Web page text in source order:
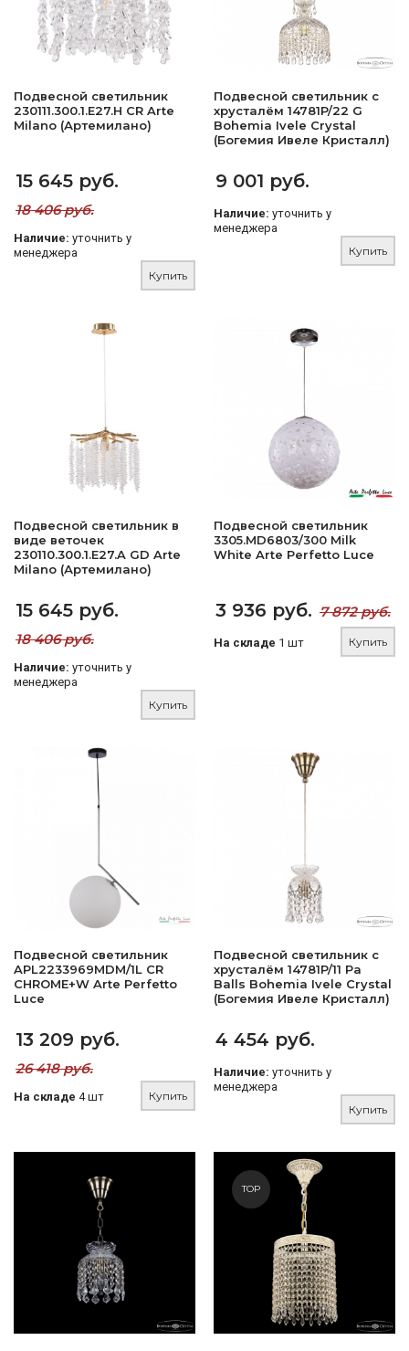
Подвесной светильник
230111.300.1.E27.H CR Arte
Milano (Артемилано)
15 645 руб.
18 406 руб.
Наличие: уточнить у
менеджера
Купить
Подвесной светильник с
хрусталём 14781P/22 G
Bohemia Ivele Crystal
(Богемия Ивеле Кристалл)
9 001 руб.
Наличие: уточнить у
менеджера
Купить
Подвесной светильник в
виде веточек
230110.300.1.E27.A GD Arte
Milano (Артемилано)
15 645 руб.
18 406 руб.
Наличие: уточнить у
менеджера
Купить
Подвесной светильник
3305.MD6803/300 Milk
White Arte Perfetto Luce
3 936 руб. 7 872 руб.
На складе 1 шт Купить
Подвесной светильник
APL2233969MDM/1L CR
CHROME+W Arte Perfetto
Luce
13 209 руб.
26 418 руб.
На складе 4 шт Купить
Подвесной светильник с
хрусталём 14781P/11 Pa
Balls Bohemia Ivele Crystal
(Богемия Ивеле Кристалл)
4 454 руб.
Наличие: уточнить у
менеджера
Купить
TOP